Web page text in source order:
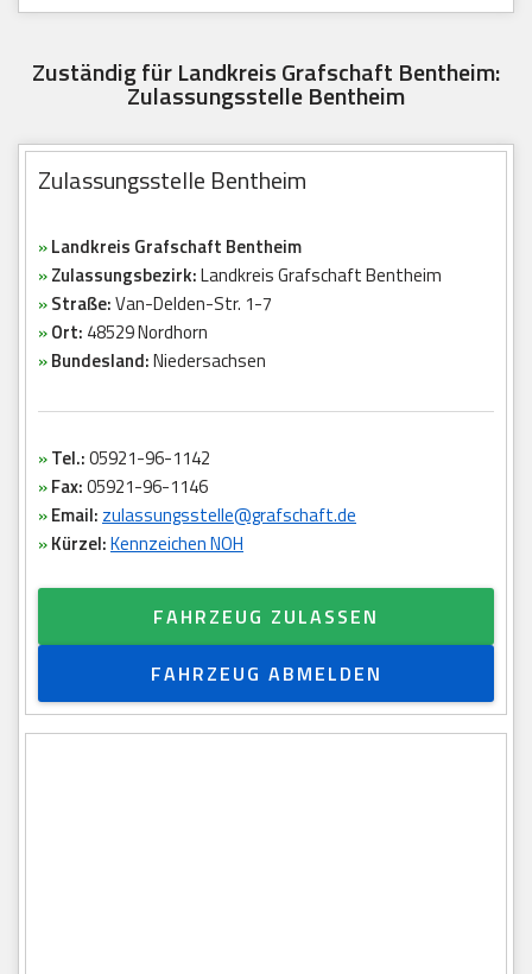
Zuständig für Landkreis Grafschaft Bentheim:
Zulassungsstelle Bentheim
Zulassungsstelle Bentheim
»Landkreis Grafschaft Bentheim
»Zulassungsbezirk:Landkreis Grafschaft Bentheim
»Straße:Van-Delden-Str. 1-7
»Ort: 48529 Nordhorn
»Bundesland:Niedersachsen
»Tel.:05921-96-1142
»Fax:05921-96-1146
»Email: zulassungsstelle@grafschaft.de
»Kürzel:Kennzeichen NOH
FAHRZEUG ZULASSEN
FAHRZEUG ABMELDEN